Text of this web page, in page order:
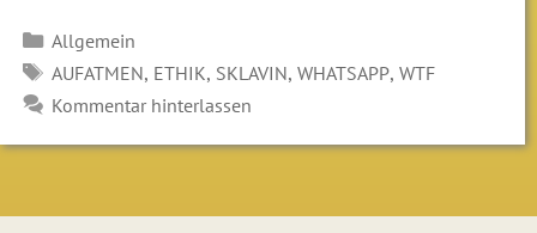
Kategorien
Allgemein
SCHLAGWÖRTER
AUFATMEN, ETHIK, SKLAVIN, WHATSAPP, WTF
Kommentar hinterlassen